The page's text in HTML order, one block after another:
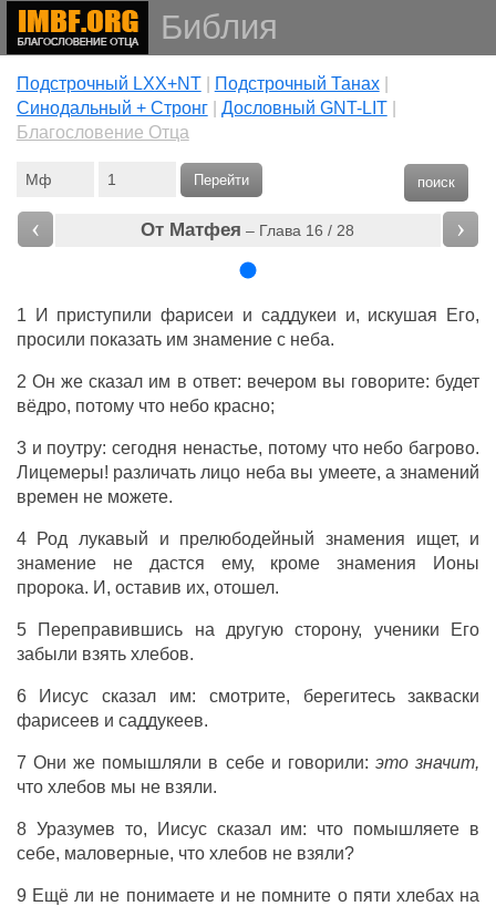
Библия
Подстрочный LXX+NT| Подстрочный Танах|
Cинодальный + Стронг| Дословный GNT-LIT|
Благословение Отца
поиск
Перейти
‹ От Матфея – Глава 16 / 28 ›
1 И приступили фарисеи и саддукеи и, искушая Его,
просили показать им знамение с неба.
2 Он же сказал им в ответ: вечером вы говорите: будет
вёдро, потому что небо красно;
3 и поутру: сегодня ненастье, потому что небо багрово.
Лицемеры! различать лицо неба вы умеете, а знамений
времен не можете.
4 Род лукавый и прелюбодейный знамения ищет, и
знамение не дастся ему, кроме знамения Ионы
пророка. И, оставив их, отошел.
5 Переправившись на другую сторону, ученики Его
забыли взять хлебов.
6 Иисус сказал им: смотрите, берегитесь закваски
фарисеев и саддукеев.
7 Они же помышляли в себе и говорили:это значит,
что хлебов мы не взяли.
8 Уразумев то, Иисус сказал им: что помышляете в
себе, маловерные, что хлебов не взяли?
9 Ещё ли не понимаете и не помните о пяти хлебах на